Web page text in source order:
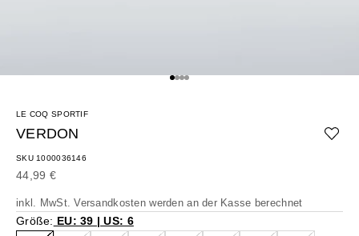
Gehe zu Element 1
Gehe zu Element 2
Gehe zu Element 3
Gehe zu Element 4
LE COQ SPORTIF
VERDON
SKU 1000036146
Angebot
44,99 €
inkl. MwSt.Versandkosten werden an der Kasse berechnet
Größe: EU: 39 | US: 6